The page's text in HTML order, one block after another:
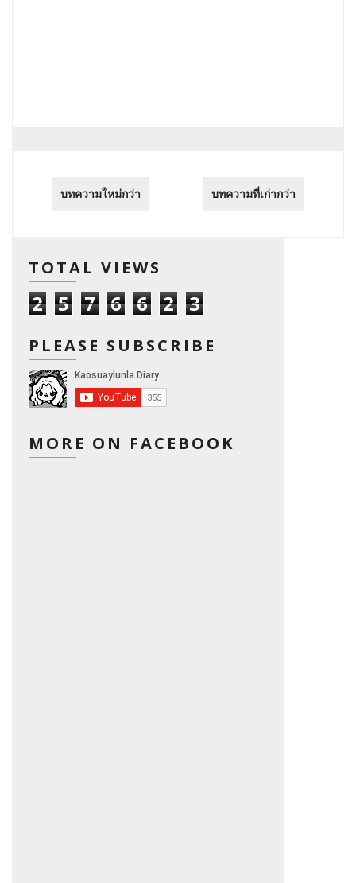
บทความใหม่กว่า บทความที่เก่ากว่า
TOTAL VIEWS
2 5 7 6 6 2 3
PLEASE SUBSCRIBE
MORE ON FACEBOOK